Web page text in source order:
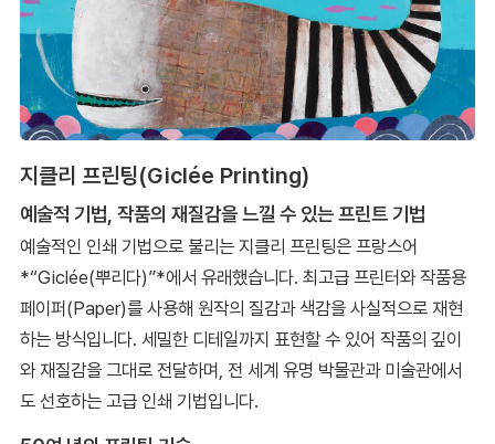
지클리 프린팅(Giclée Printing)
예술적 기법, 작품의 재질감을 느낄 수 있는 프린트 기법
예술적인 인쇄 기법으로 불리는 지클리 프린팅은 프랑스어
*“Giclée(뿌리다)”*에서 유래했습니다. 최고급 프린터와 작품용
페이퍼(Paper)를 사용해 원작의 질감과 색감을 사실적으로 재현
하는 방식입니다. 세밀한 디테일까지 표현할 수 있어 작품의 깊이
와 재질감을 그대로 전달하며, 전 세계 유명 박물관과 미술관에서
도 선호하는 고급 인쇄 기법입니다.